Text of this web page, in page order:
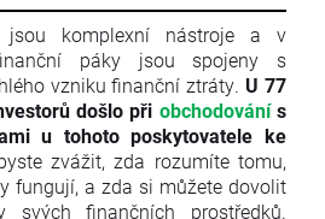
jsou komplexní nástroje a v
páky jsou spojeny s
vzniku finanční ztráty. U 77
došlo při obchodovánís
u tohoto poskytovatele ke
zvážit, zda rozumíte tomu,
fungují, a zda si můžete dovolit
svých finančních prostředků.